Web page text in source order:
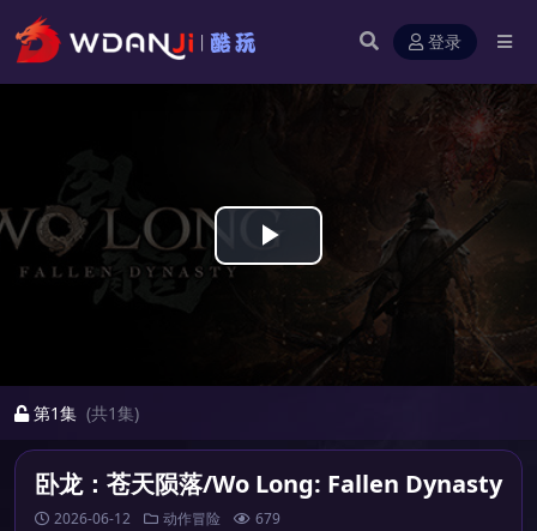
登录
Play
Video
第1集 (共1集)
卧龙：苍天陨落/Wo Long: Fallen Dynasty
2026-06-12 动作冒险 679